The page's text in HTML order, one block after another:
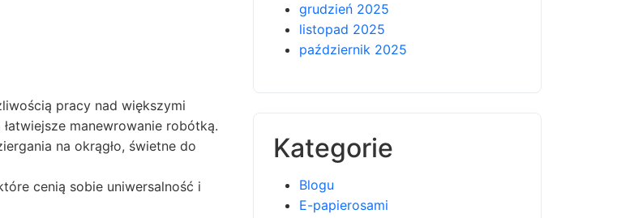
pracy nad większymi
manewrowanie robótką.
na okrągło, świetne do
cenią sobie uniwersalność i
grudzień 2025
listopad 2025
październik 2025
Kategorie
Blogu
E-papierosami